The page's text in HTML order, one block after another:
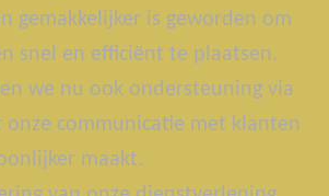
gemakkelijker is geworden om
snel en efficiënt te plaatsen.
we nu ook ondersteuning via
communicatie met klanten
maakt.